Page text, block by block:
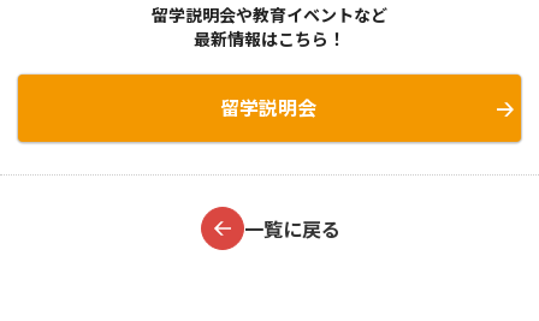
留学説明会や教育イベントなど
最新情報はこちら！
留学説明会
一覧に戻る